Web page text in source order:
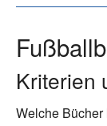
Kriterien
Welche